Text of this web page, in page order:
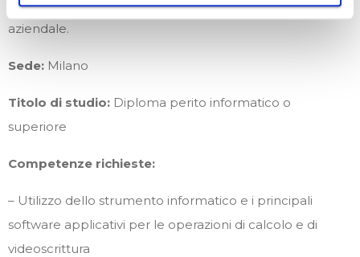
piattaforma informatica proprietaria e della rete
aziendale.
Sede: Milano
Titolo di studio: Diploma perito informatico o
superiore
Competenze richieste:
– Utilizzo dello strumento informatico e i principali
software applicativi per le operazioni di calcolo e di
videoscrittura